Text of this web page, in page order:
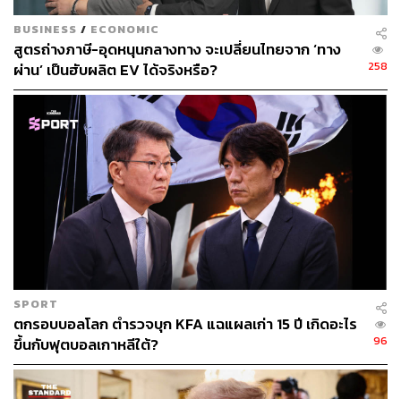
BUSINESS / ECONOMIC
สูตรถ่างภาษี-อุดหนุนกลางทาง จะเปลี่ยนไทยจาก ‘ทาง
ผ่าน’ เป็นฮับผลิต EV ได้จริงหรือ?
258
SPORT
ตกรอบบอลโลก ตำรวจบุก KFA แฉแผลเก่า 15 ปี เกิดอะไร
ขึ้นกับฟุตบอลเกาหลีใต้?
96